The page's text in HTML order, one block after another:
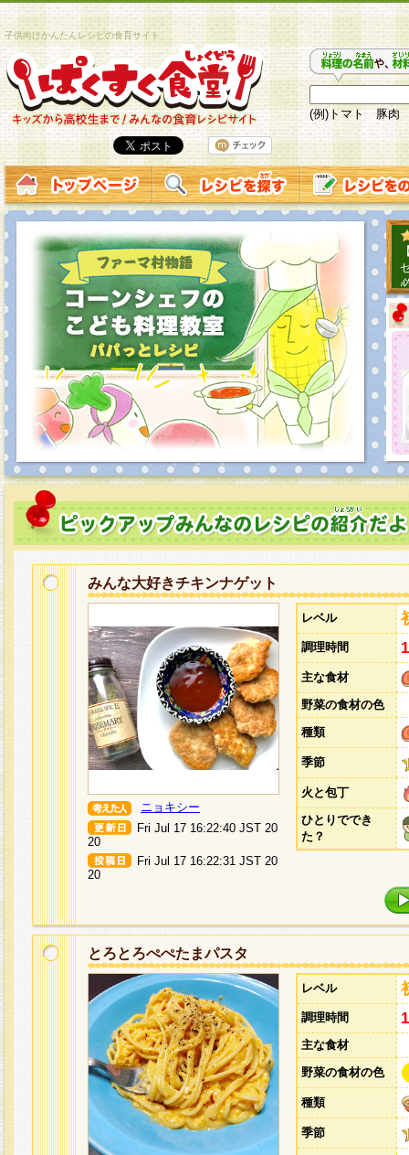
子供向けかんたんレシピの食育サイト
(例)トマト 豚肉
みんな大好きチキンナゲット
ニョキシー
Fri Jul 17 16:22:40 JST 20
20
Fri Jul 17 16:22:31 JST 20
20
レベル
調理時間
主な食材
野菜の食材の色
種類
季節
火と包丁
ひとりででき
た？
とろとろぺぺたまパスタ
レベル
調理時間
主な食材
野菜の食材の色
種類
季節